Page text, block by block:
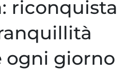
riconquista
ogni giorno